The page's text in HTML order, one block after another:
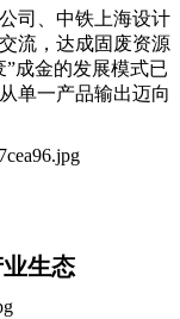
司、中铁上海设计
流，达成固废资源
成金的发展模式已
单一产品输出迈向
生态